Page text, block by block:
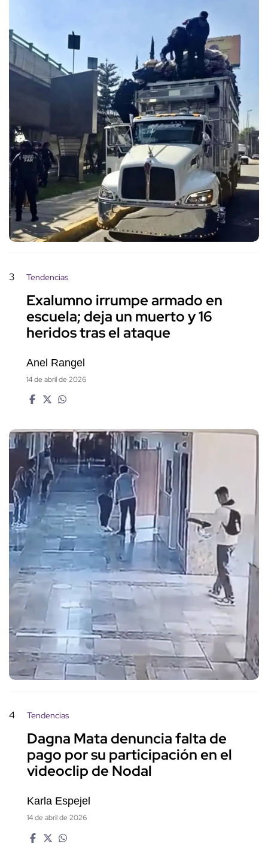
3 Tendencias
Exalumno irrumpe armado en
escuela; deja un muerto y 16
heridos tras el ataque
Anel Rangel
14 de abril de 2026
4 Tendencias
Dagna Mata denuncia falta de
pago por su participación en el
videoclip de Nodal
Karla Espejel
14 de abril de 2026